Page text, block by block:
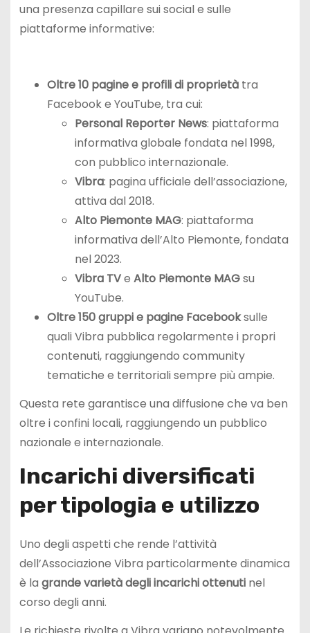
una presenza capillare sui social e sulle
piattaforme informative:
Oltre 10 pagine e profili di proprietàtra
Facebook e YouTube, tra cui:
Personal Reporter News: piattaforma
informativa globale fondata nel 1998,
con pubblico internazionale.
Vibra: pagina ufficiale dell’associazione,
attiva dal 2018.
Alto Piemonte MAG: piattaforma
informativa dell’Alto Piemonte, fondata
nel 2023.
Vibra TVe Alto Piemonte MAGsu
YouTube.
Oltre 150 gruppi e pagine Facebooksulle
quali Vibra pubblica regolarmente i propri
contenuti, raggiungendo community
tematiche e territoriali sempre più ampie.
Questa rete garantisce una diffusione che va ben
oltre i confini locali, raggiungendo un pubblico
nazionale e internazionale.
Incarichi diversificati
per tipologia e utilizzo
Uno degli aspetti che rende l’attività
dell’Associazione Vibra particolarmente dinamica
è la grande varietà degli incarichi ottenutinel
corso degli anni.